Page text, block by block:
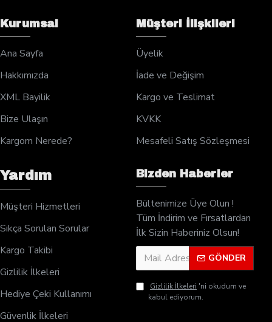
Kurumsal
Ana Sayfa
Hakkımızda
XML Bayilik
Bize Ulaşın
Kargom Nerede?
Müşteri İlişkileri
Üyelik
İade ve Değişim
Kargo ve Teslimat
KVKK
Mesafeli Satış Sözleşmesi
Yardım
Müşteri Hizmetleri
Sıkça Sorulan Sorular
Kargo Takibi
Gizlilik İlkeleri
Hediye Çeki Kullanımı
Güvenlik İlkeleri
Bizden Haberler
Bültenimize Üye Olun !
Tüm İndirim ve Fırsatlardan
İlk Sizin Haberiniz Olsun!
GÖNDER
Gizlilik İlkeleri 'ni okudum ve
kabul ediyorum.